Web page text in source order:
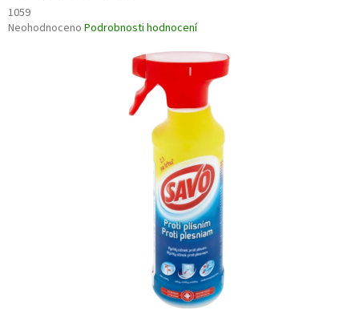
1059
Průměrné
Neohodnoceno Podrobnosti hodnocení